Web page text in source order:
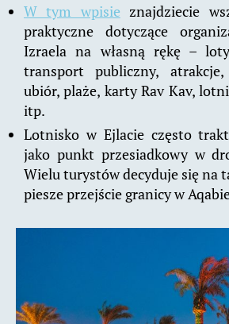
W tym wpisie znajdziecie
praktyczne dotyczące
Izraela na własną rękę –
transport publiczny, atrakcje,
ubiór, plaże, karty Rav Kav,
itp.
Lotnisko w Ejlacie często
jako punkt przesiadkowy w
Wielu turystów decyduje się na
piesze przejście granicy w